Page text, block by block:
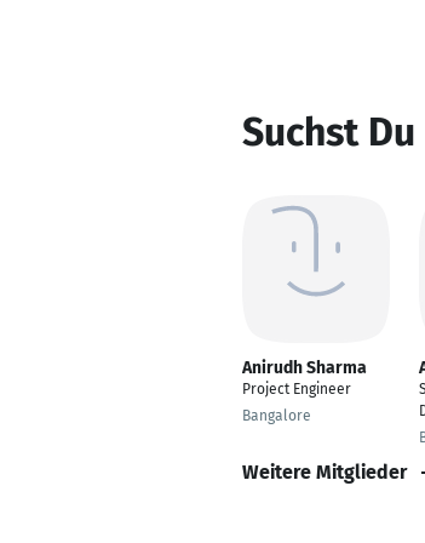
Suchst
Anirudh Sharma
Project Engineer
Bangalore
Weitere Mitglieder